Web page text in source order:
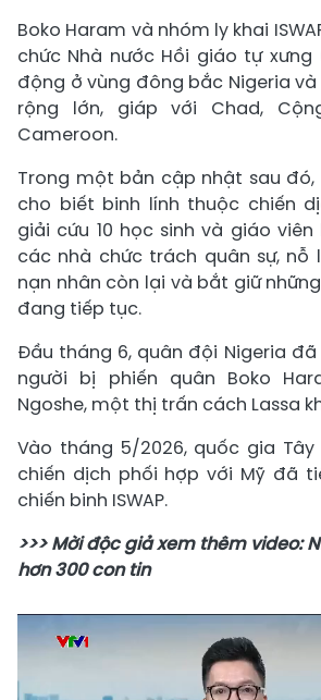
Boko Haram và nhóm ly khai
chức Nhà nước Hồi giáo tự
động ở vùng đông bắc Nigeria và
rộng lớn, giáp với Chad,
Cameroon.
Trong một bản cập nhật sau đó,
cho biết binh lính thuộc chiến
giải cứu 10 học sinh và giáo
các nhà chức trách quân sự,
nạn nhân còn lại và bắt giữ
đang tiếp tục.
Đầu tháng 6, quân đội Nigeria
người bị phiến quân Boko
Ngoshe, một thị trấn cách Lassa
Vào tháng 5/2026, quốc gia
chiến dịch phối hợp với Mỹ đã
chiến binh ISWAP.
>>> Mời độc giả xem thêm video:
hơn 300 con tin